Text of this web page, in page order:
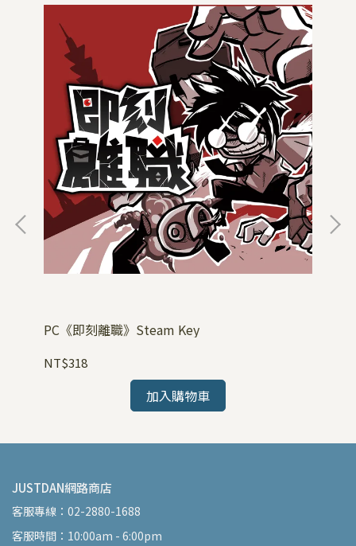
PC《即刻離職》Steam Key
NT$318
加入購物車
JUSTDAN網路商店
客服專線：02-2880-1688
客服時間：10:00am - 6:00pm